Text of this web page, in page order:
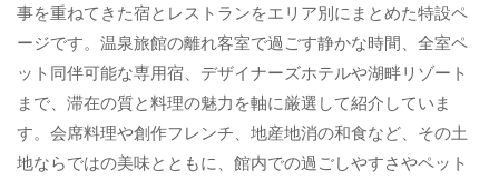
事を重ねてきた宿とレストランをエリア別にまとめた特設ペ
ージです。温泉旅館の離れ客室で過ごす静かな時間、全室ペ
ット同伴可能な専用宿、デザイナーズホテルや湖畔リゾート
まで、滞在の質と料理の魅力を軸に厳選して紹介していま
す。会席料理や創作フレンチ、地産地消の和食など、その土
地ならではの美味とともに、館内での過ごしやすさやペット